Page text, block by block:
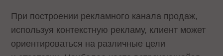
При построении рекламного канала продаж,
используя контекстную рекламу, клиент может
ориентироваться на различные цели